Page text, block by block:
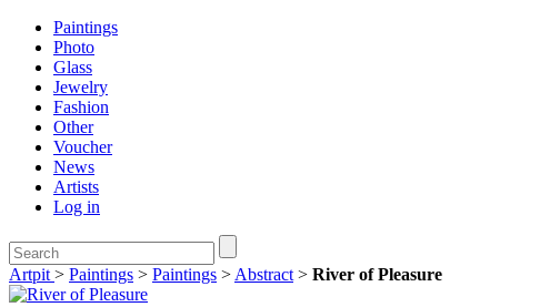
Paintings
Photo
Glass
Jewelry
Fashion
Other
Voucher
News
Artists
Log in
Artpit > Paintings > Paintings > Abstract > River of Pleasure